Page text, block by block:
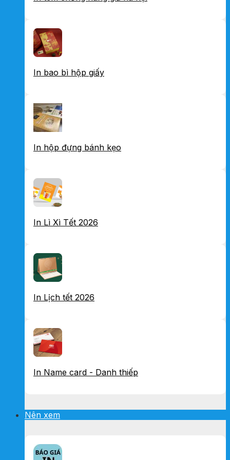
In bao bì hộp giấy
In hộp đựng bánh kẹo
In Lì Xì Tết 2026
In Lịch tết 2026
In Name card - Danh thiếp
Nên xem